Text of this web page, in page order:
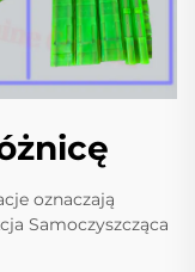
oznaczają
Samoczyszcząca